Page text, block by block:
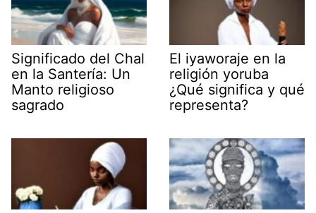
Significado del Chal
en la Santería: Un
Manto religioso
sagrado
El iyaworaje en la
religión yoruba
¿Qué significa y qué
representa?